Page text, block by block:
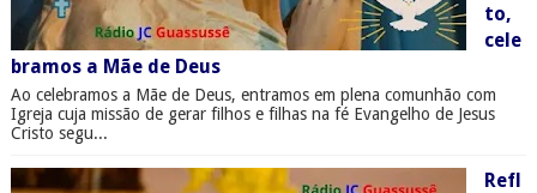
to,
cele
bramos a Mãe de Deus
Ao celebramos a Mãe de Deus, entramos em plena comunhão com
Igreja cuja missão de gerar filhos e filhas na fé Evangelho de Jesus
Cristo segu...
Refl